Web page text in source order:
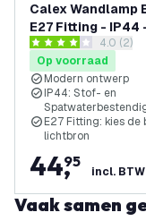
Calex Wandlamp
E27 Fitting - IP44
reviews
4 score sterren4.0 (2)
Op voorraad
Modern ontwerp
IP44: Stof- en
E27 Fitting: kies de
lichtbron
44,
95
incl. BTW
Vaak samen